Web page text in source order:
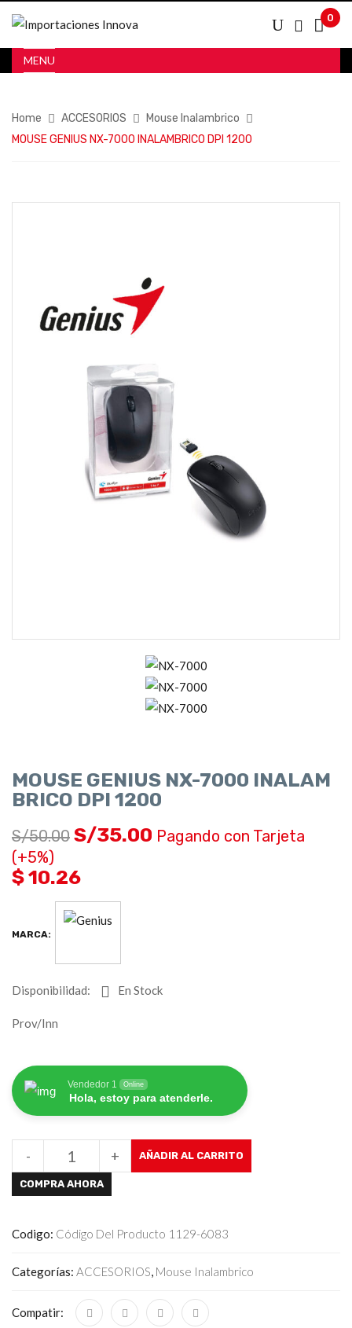
0
MENU
Home ACCESORIOS
Mouse Inalambrico
MOUSE GENIUS NX-7000 INALAMBRICO DPI 1200
MOUSE GENIUS NX-7000 INALAM
BRICO DPI 1200
S/50.00 S/35.00 Pagando con Tarjeta
(+5%)
$ 10.26
MARCA:
Disponibilidad: En Stock
Prov/Inn
Vendedor 1 Online
Hola, estoy para atenderle.
+
- AÑADIR AL CARRITO
COMPRA AHORA
Codigo: Código Del Producto 1129-6083
Categorías: ACCESORIOS, Mouse Inalambrico
Compatir: